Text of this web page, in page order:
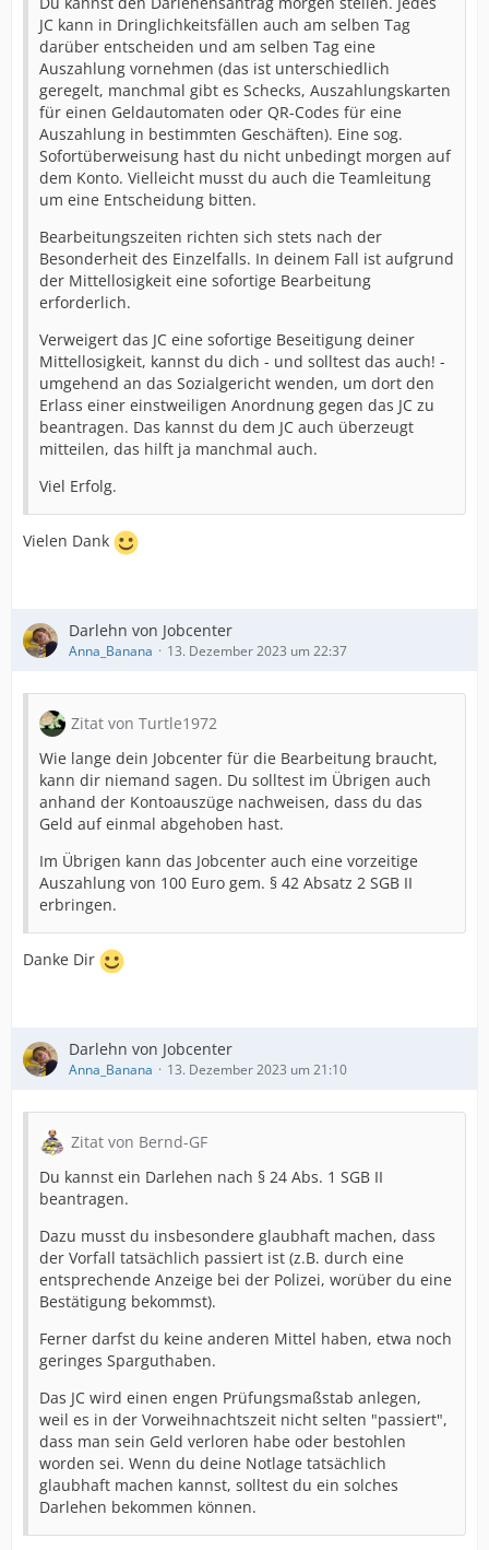
JC kann in Dringlichkeitsfällen auch am selben Tag
darüber entscheiden und am selben Tag eine
Auszahlung vornehmen (das ist unterschiedlich
geregelt, manchmal gibt es Schecks, Auszahlungskarten
für einen Geldautomaten oder QR-Codes für eine
Auszahlung in bestimmten Geschäften). Eine sog.
Sofortüberweisung hast du nicht unbedingt morgen auf
dem Konto. Vielleicht musst du auch die Teamleitung
um eine Entscheidung bitten.
Bearbeitungszeiten richten sich stets nach der
Besonderheit des Einzelfalls. In deinem Fall ist aufgrund
der Mittellosigkeit eine sofortige Bearbeitung
erforderlich.
Verweigert das JC eine sofortige Beseitigung deiner
Mittellosigkeit, kannst du dich - und solltest das auch! -
umgehend an das Sozialgericht wenden, um dort den
Erlass einer einstweiligen Anordnung gegen das JC zu
beantragen. Das kannst du dem JC auch überzeugt
mitteilen, das hilft ja manchmal auch.
Viel Erfolg.
Vielen Dank
Darlehn von Jobcenter
Anna_Banana 13. Dezember 2023 um 22:37
Zitat von Turtle1972
Wie lange dein Jobcenter für die Bearbeitung braucht,
kann dir niemand sagen. Du solltest im Übrigen auch
anhand der Kontoauszüge nachweisen, dass du das
Geld auf einmal abgehoben hast.
Im Übrigen kann das Jobcenter auch eine vorzeitige
Auszahlung von 100 Euro gem. § 42 Absatz 2 SGB II
erbringen.
Danke Dir
Darlehn von Jobcenter
Anna_Banana 13. Dezember 2023 um 21:10
Zitat von Bernd-GF
Du kannst ein Darlehen nach § 24 Abs. 1 SGB II
beantragen.
Dazu musst du insbesondere glaubhaft machen, dass
der Vorfall tatsächlich passiert ist (z.B. durch eine
entsprechende Anzeige bei der Polizei, worüber du eine
Bestätigung bekommst).
Ferner darfst du keine anderen Mittel haben, etwa noch
geringes Sparguthaben.
Das JC wird einen engen Prüfungsmaßstab anlegen,
weil es in der Vorweihnachtszeit nicht selten "passiert",
dass man sein Geld verloren habe oder bestohlen
worden sei. Wenn du deine Notlage tatsächlich
glaubhaft machen kannst, solltest du ein solches
Darlehen bekommen können.